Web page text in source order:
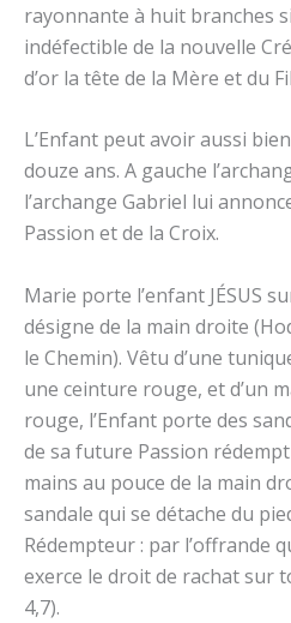
rayonnante à huit branches
indéfectible de la nouvelle
d’or la tête de la Mère et du
L’Enfant peut avoir aussi
douze ans. A gauche
l’archange Gabriel lui
Passion et de la Croix.
Marie porte l’enfant JÉSUS
désigne de la main droite
le Chemin). Vêtu d’une
une ceinture rouge, et d’un
rouge, l’Enfant porte des
de sa future Passion
mains au pouce de la main
sandale qui se détache du
Rédempteur : par l’offrande
exerce le droit de rachat sur
4,7).